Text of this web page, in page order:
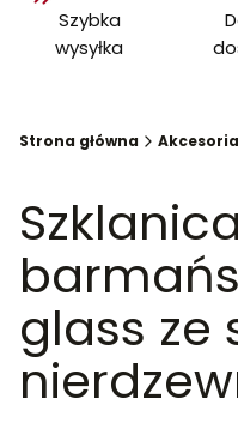
Szybka
wysyłka
Strona główna
Szklanica
glass ze